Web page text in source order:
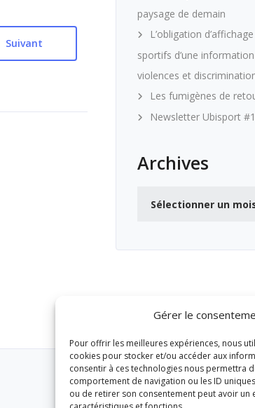
Gérer le
Pour offrir les meilleures expériences, nous
cookies pour stocker et/ou accéder aux
consentir à ces technologies nous permettra
comportement de navigation ou les ID
ou de retirer son consentement peut avoir un
Suivant
paysage de demain
L’obligation
sportifs d’une
violences et
Les fumigènes de
Newsletter Ubisport
Archives